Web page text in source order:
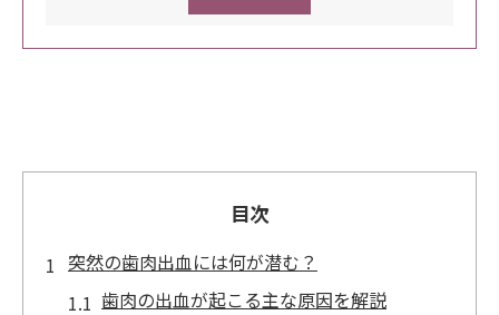
目次
突然の歯肉出血には何が潜む？
歯肉の出血が起こる主な原因を解説